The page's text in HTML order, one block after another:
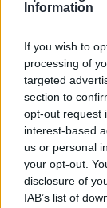
Information
If you wish to
processing of
targeted
section to
opt-out request
interest-based
us or personal
your opt-out.
disclosure of
IAB’s list of
ESPORTS
Fortnite e